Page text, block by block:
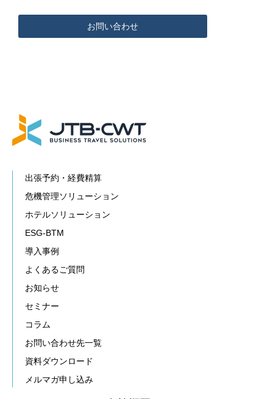
お問い合わせ
出張予約・経費精算
危機管理ソリューション
ホテルソリューション
ESG-BTM
導入事例
よくあるご質問
お知らせ
セミナー
コラム
お問い合わせ先一覧
資料ダウンロード
メルマガ申し込み